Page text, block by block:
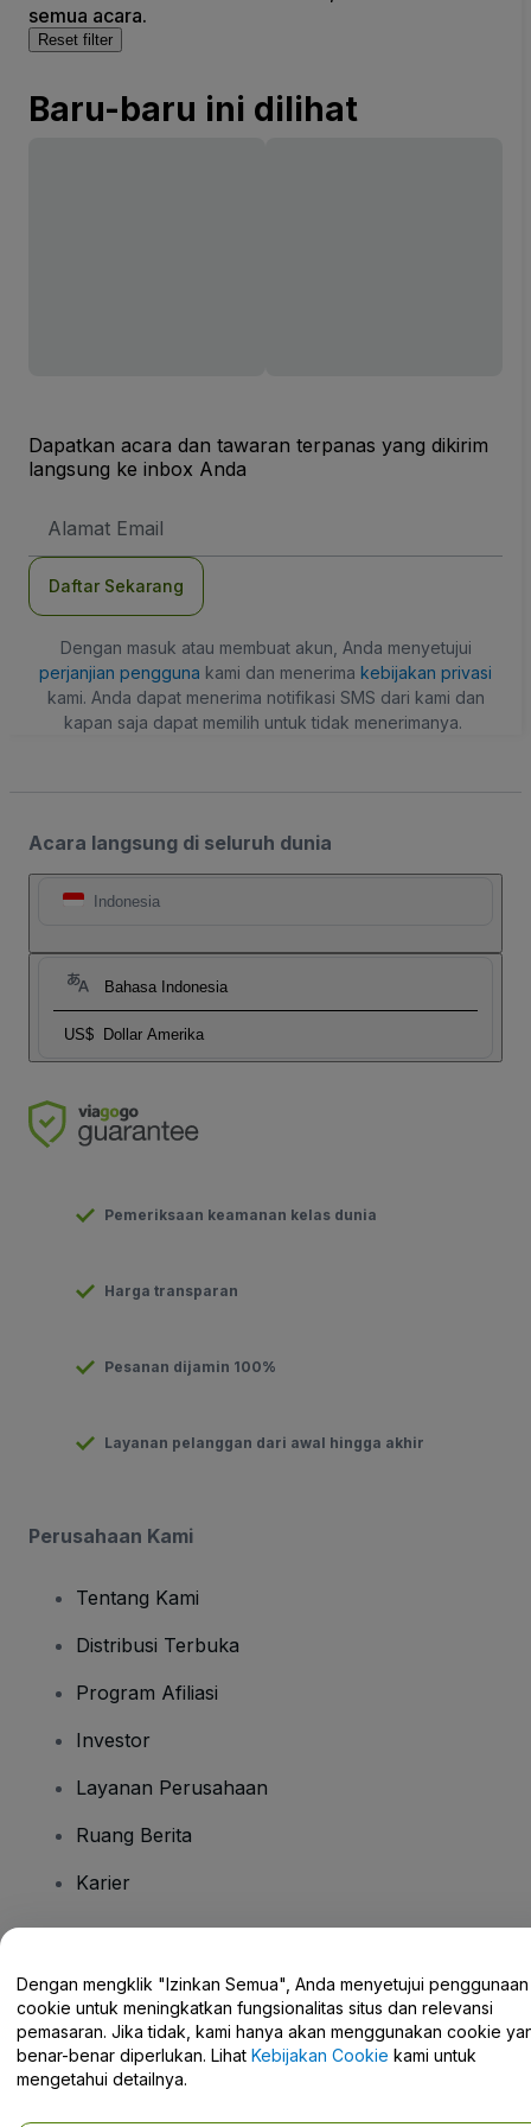
semua acara.
Reset filter
Baru-baru ini dilihat
Dapatkan acara dan tawaran terpanas yang dikirim
langsung ke inbox Anda
Email
Daftar Sekarang
Dengan masuk atau membuat akun, Anda menyetujui
perjanjian pengguna kami dan menerima kebijakan privasi
kami. Anda dapat menerima notifikasi SMS dari kami dan
kapan saja dapat memilih untuk tidak menerimanya.
Acara langsung di seluruh dunia
Indonesia
Bahasa Indonesia
US$ Dollar Amerika
Pemeriksaan keamanan kelas dunia
Harga transparan
Pesanan dijamin 100%
Layanan pelanggan dari awal hingga akhir
Perusahaan Kami
Tentang Kami
Distribusi Terbuka
Program Afiliasi
Investor
Layanan Perusahaan
Ruang Berita
Karier
Pusat Bantuan / Hubungi Kami
Dengan mengklik "Izinkan Semua", Anda menyetujui penggunaan
cookie untuk meningkatkan fungsionalitas situs dan relevansi
pemasaran. Jika tidak, kami hanya akan menggunakan cookie
benar-benar diperlukan. Lihat Kebijakan Cookie kami untuk
mengetahui detailnya.